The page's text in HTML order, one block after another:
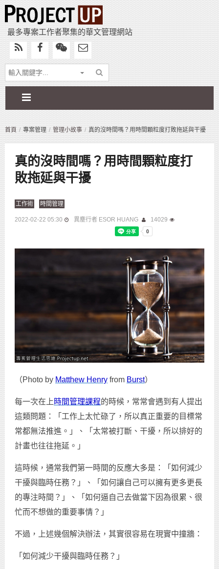
最多專案工作者聚集的華文管理網站
首頁 專案管理 管理小故事 真的沒時間嗎？用時間顆粒度打敗拖延與干擾
真的沒時間嗎？用時間顆粒度打
敗拖延與干擾
工作術 時間管理
2022-02-22 05:30 異塵行者 ESOR HUANG 14029
（Photo by Matthew Henry from Burst）
每一次在上 時間管理課程的時候，常常會遇到有人提出
這類問題：「工作上太忙碌了，所以真正重要的目標常
常都無法推進。」、「太常被打斷、干擾，所以排好的
計畫也往往拖延。」
這時候，通常我們第一時間的反應大多是：「如何減少
干擾與臨時任務？」、「如何讓自己可以擁有更多更長
的專注時間？」、「如何逼自己去做當下因為很累、很
忙而不想做的重要事情？」
不過，上述幾個解決辦法，其實很容易在現實中撞牆：
「如何減少干擾與臨時任務？」